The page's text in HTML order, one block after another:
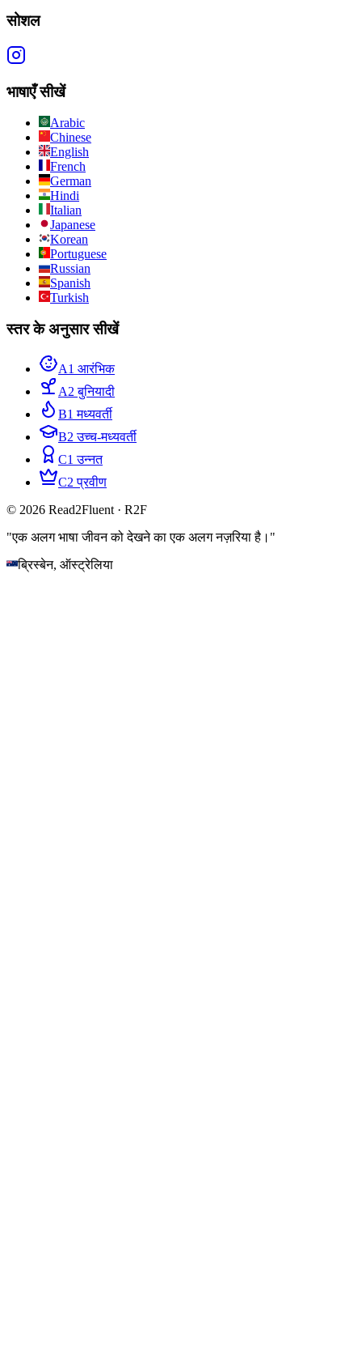
सोशल
भाषाएँ सीखें
Arabic
Chinese
English
French
German
Hindi
Italian
Japanese
Korean
Portuguese
Russian
Spanish
Turkish
स्तर के अनुसार सीखें
A1 आरंभिक
A2 बुनियादी
B1 मध्यवर्ती
B2 उच्च-मध्यवर्ती
C1 उन्नत
C2 प्रवीण
© 2026 Read2Fluent · R2F
"एक अलग भाषा जीवन को देखने का एक अलग नज़रिया है।"
ब्रिस्बेन, ऑस्ट्रेलिया